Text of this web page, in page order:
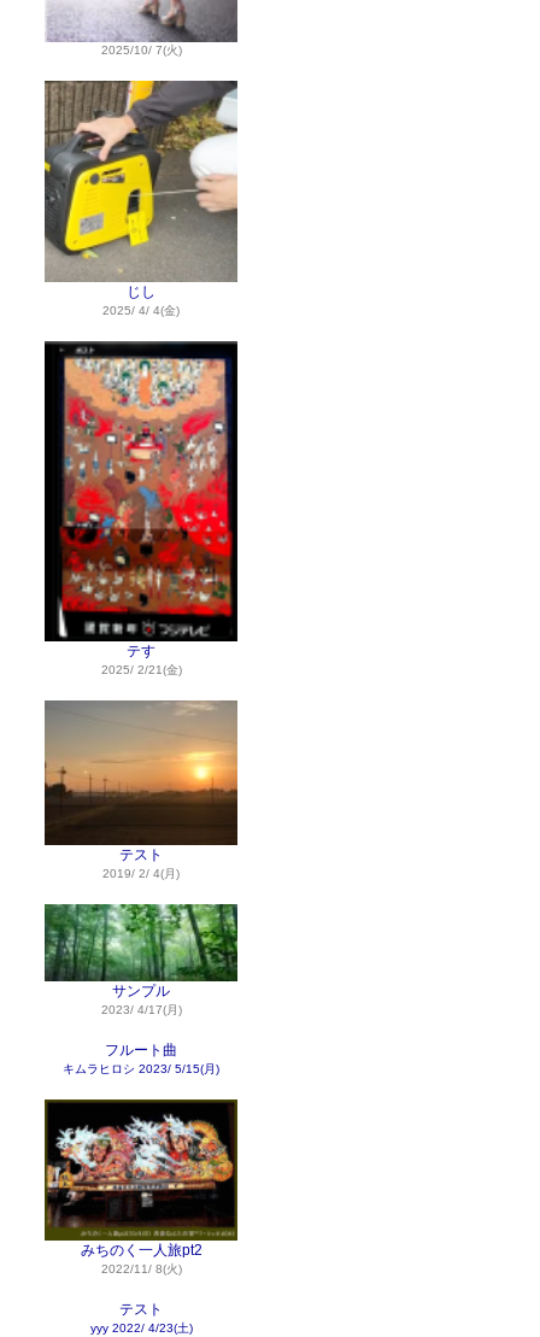
2025/10/ 7(火)
じし
2025/ 4/ 4(金)
テす
2025/ 2/21(金)
テスト
2019/ 2/ 4(月)
サンプル
2023/ 4/17(月)
フルート曲
キムラヒロシ 2023/ 5/15(月)
みちのく一人旅pt2
2022/11/ 8(火)
テスト
yyy 2022/ 4/23(土)